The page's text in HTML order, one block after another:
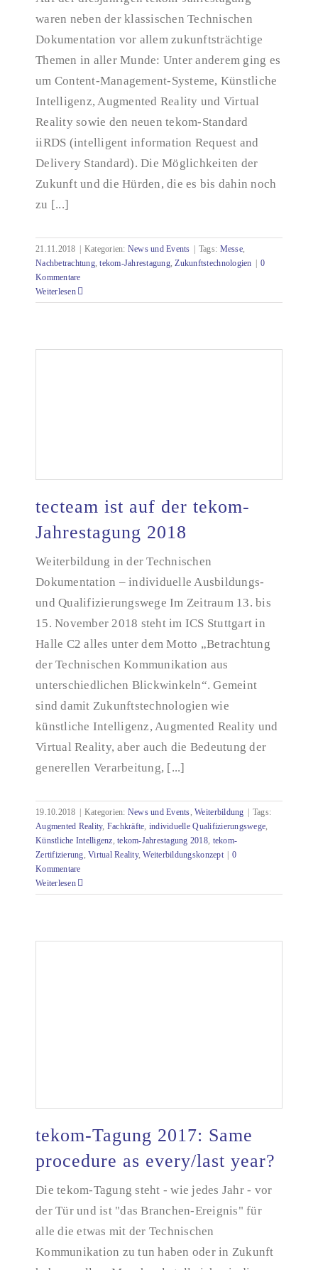
waren neben der klassischen Technischen
Dokumentation vor allem zukunftsträchtige
Themen in aller Munde: Unter anderem ging es
um Content-Management-Systeme, Künstliche
Intelligenz, Augmented Reality und Virtual
Reality sowie den neuen tekom-Standard
iiRDS (intelligent information Request and
Delivery Standard). Die Möglichkeiten der
Zukunft und die Hürden, die es bis dahin noch
zu [...]
21.11.2018 Kategorien: News und Events Tags: Messe,
Nachbetrachtung,tekom-Jahrestagung,Zukunftstechnologien
0
Kommentare
Weiterlesen
tecteam ist auf der tekom-
Jahrestagung 2018
Weiterbildung in der Technischen
Dokumentation – individuelle Ausbildungs-
und Qualifizierungswege Im Zeitraum 13. bis
15. November 2018 steht im ICS Stuttgart in
Halle C2 alles unter dem Motto „Betrachtung
der Technischen Kommunikation aus
unterschiedlichen Blickwinkeln“. Gemeint
sind damit Zukunftstechnologien wie
künstliche Intelligenz, Augmented Reality und
Virtual Reality, aber auch die Bedeutung der
generellen Verarbeitung, [...]
19.10.2018 | Kategorien: News und Events,Weiterbildung | Tags:
Augmented Reality, Fachkräfte, individuelle Qualifizierungswege,
Künstliche Intelligenz,tekom-Jahrestagung 2018, tekom-
Zertifizierung,Virtual Reality,Weiterbildungskonzept | 0
Kommentare
Weiterlesen
tekom-Tagung 2017: Same procedure as every/last
tekom-Tagung 2017: Same
procedure as every/last year?
Die tekom-Tagung steht - wie jedes Jahr - vor
der Tür und ist "das Branchen-Ereignis" für
alle die etwas mit der Technischen
Kommunikation zu tun haben oder in Zukunft